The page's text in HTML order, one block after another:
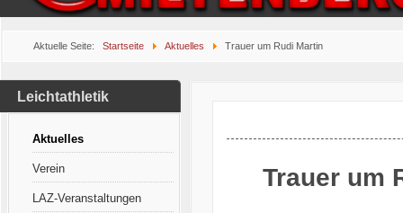
Aktuelle Seite: Startseite Aktuelles Trauer um Rudi Martin
Leichtathletik
Aktuelles
Verein
LAZ-Veranstaltungen
Trauer um